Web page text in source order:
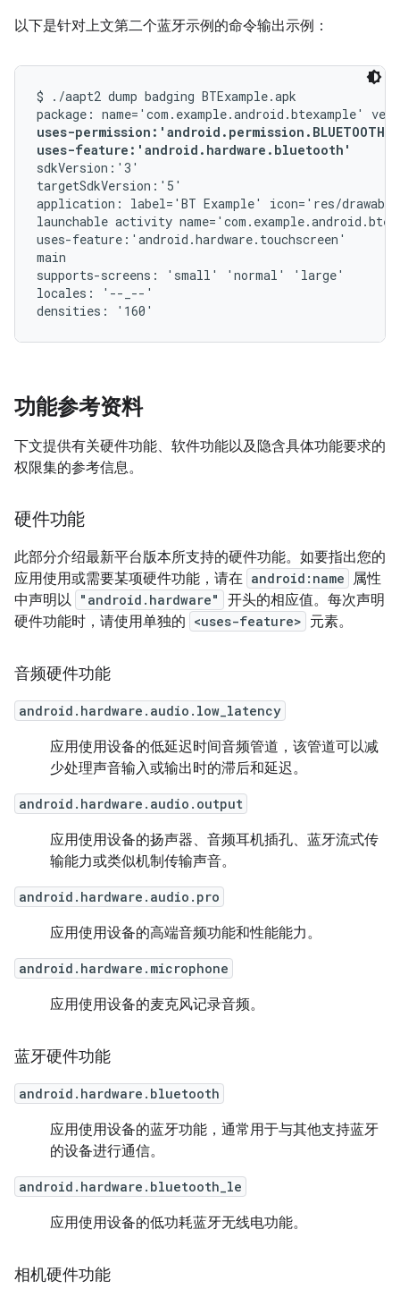
以下是针对上文第二个蓝牙示例的命令输出示例：
$ ./aapt2 dump badging BTExample.apk
uses-
uses-feature:'android.hardware.bluetooth'
sdkVersion:'3'
targetSdkVersion:'5'
application: label='BT Example' icon='res/
launchable activity
uses-feature:'android.hardware.touchscreen'
main
supports-screens: 'small' 'normal' 'large'
locales: '--_--'
功能参考资料
下文提供有关硬件功能、软件功能以及隐含具体功能要求的
权限集的参考信息。
硬件功能
此部分介绍最新平台版本所支持的硬件功能。如要指出您的
应用使用或需要某项硬件功能，请在 android:name 属性
中声明以 "android.hardware"
开头的相应值。每次声明
硬件功能时，请使用单独的 <uses-feature> 元素。
音频硬件功能
android.hardware.audio.low_latency
应用使用设备的低延迟时间音频管道，该管道可以减
少处理声音输入或输出时的滞后和延迟。
android.hardware.audio.output
应用使用设备的扬声器、音频耳机插孔、蓝牙流式传
输能力或类似机制传输声音。
android.hardware.audio.pro
应用使用设备的高端音频功能和性能能力。
android.hardware.microphone
应用使用设备的麦克风记录音频。
蓝牙硬件功能
android.hardware.bluetooth
应用使用设备的蓝牙功能，通常用于与其他支持蓝牙
的设备进行通信。
android.hardware.bluetooth_le
应用使用设备的低功耗蓝牙无线电功能。
相机硬件功能